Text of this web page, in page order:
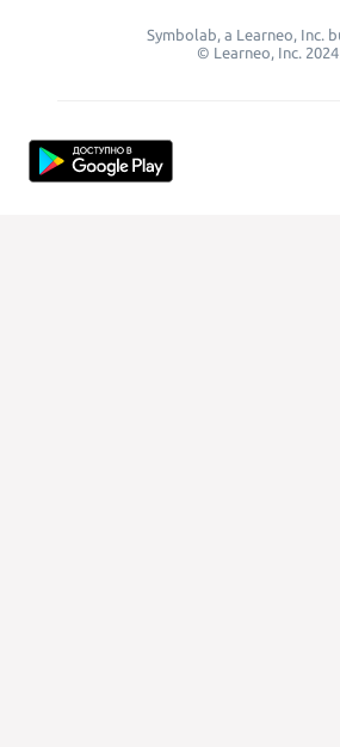
Symbolab, a Learneo, Inc.
© Learneo, Inc. 2024